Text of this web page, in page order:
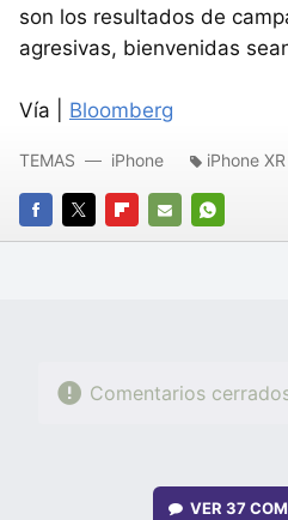
son los resultados de
agresivas, bienvenidas
Vía | Bloomberg
FACEBOOK
TWITTERFLIPBOARD
E-
WHATSAPP
TEMAS iPhone iPhone XR
Comentarios
VER 37